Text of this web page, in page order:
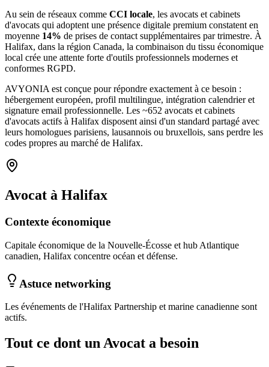
Au sein de réseaux comme CCI locale, les avocats et cabinets
d'avocats qui adoptent une présence digitale premium constatent en
moyenne 14% de prises de contact supplémentaires par trimestre. À
Halifax, dans la région Canada, la combinaison du tissu économique
local crée une attente forte d'outils professionnels modernes et
conformes RGPD.
AVYONIA est conçue pour répondre exactement à ce besoin :
hébergement européen, profil multilingue, intégration calendrier et
signature email professionnelle. Les ~652 avocats et cabinets
d'avocats actifs à Halifax disposent ainsi d'un standard partagé avec
leurs homologues parisiens, lausannois ou bruxellois, sans perdre les
codes propres au marché de Halifax.
Avocat à Halifax
Contexte économique
Capitale économique de la Nouvelle-Écosse et hub Atlantique
canadien, Halifax concentre océan et défense.
Astuce networking
Les événements de l'Halifax Partnership et marine canadienne sont
actifs.
Tout ce dont un Avocat a besoin